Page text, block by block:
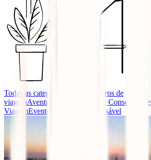
Todas as categorias
Guias e seguros de
viagemAventura
Dicas e Conselhos de
ViagemEventos Turismo Responsável